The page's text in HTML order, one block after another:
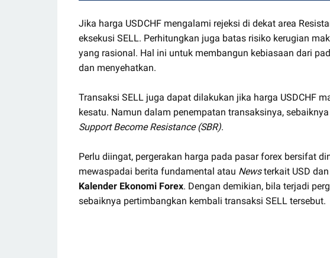
Jika harga USDCHF mengalami rejeksi di dekat area
eksekusi SELL. Perhitungkan juga batas risiko kerugian
yang rasional. Hal ini untuk membangun kebiasaan dari
dan menyehatkan.
Transaksi SELL juga dapat dilakukan jika harga USDCHF
kesatu. Namun dalam penempatan transaksinya,
Support Become Resistance (SBR).
Perlu diingat, pergerakan harga pada pasar forex bersifat
mewaspadai berita fundamental atau Newsterkait USD
Kalender Ekonomi Forex. Dengan demikian, bila terjadi
sebaiknya pertimbangkan kembali transaksi SELL tersebut.